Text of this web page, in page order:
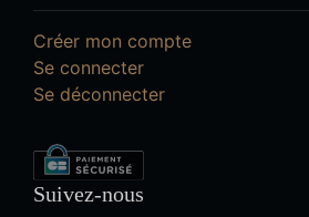
Créer mon compte
Se connecter
Se déconnecter
Suivez-nous